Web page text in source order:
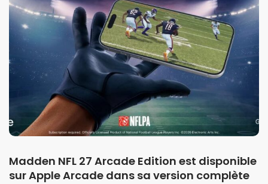
Madden NFL 27 Arcade Edition est disponible
sur Apple Arcade dans sa version complète